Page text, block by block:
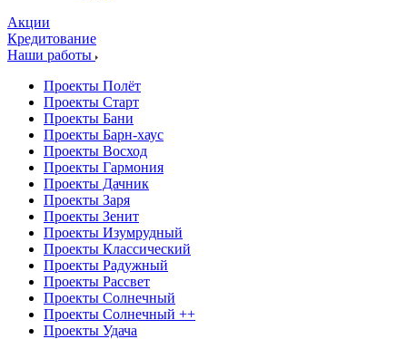
Акции
Кредитование
Наши работы
Проекты Полёт
Проекты Старт
Проекты Бани
Проекты Барн-хаус
Проекты Восход
Проекты Гармония
Проекты Дачник
Проекты Заря
Проекты Зенит
Проекты Изумрудный
Проекты Классический
Проекты Радужный
Проекты Рассвет
Проекты Солнечный
Проекты Солнечный ++
Проекты Удача